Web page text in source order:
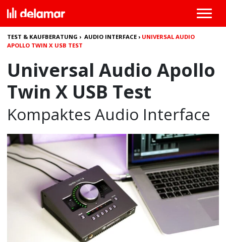
TEST & KAUFBERATUNG ›AUDIO INTERFACE › UNIVERSAL AUDIO
APOLLO TWIN X USB TEST
Universal Audio Apollo
Twin X USB Test
Kompaktes Audio Interface